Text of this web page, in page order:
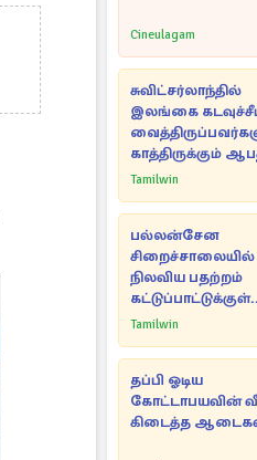
Cineulagam
சுவிட்சர்லாந்தில்
இலங்கை
காத்திருக்கும்
Tamilwin
பல்லன்சேன
சிறைச்சாலையில்
நிலவிய பதற்றம்
அதிரடியாக
Tamilwin
தப்பி ஓடிய
கோட்டாபயவின்
கிடைத்த